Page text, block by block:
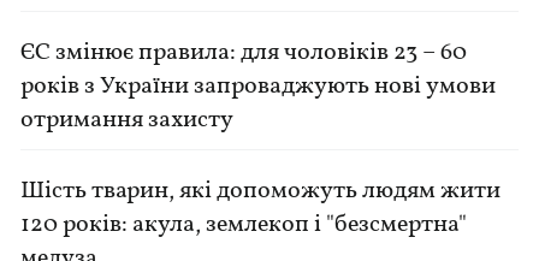
ЄС змінює правила: для чоловіків 23 – 60
років з України запроваджують нові умови
отримання захисту
Шість тварин, які допоможуть людям жити
120 років: акула, землекоп і "безсмертна"